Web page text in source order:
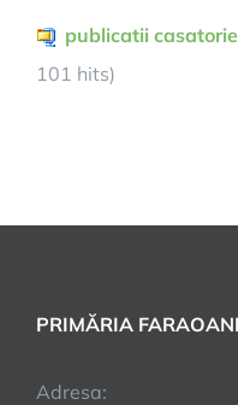
publicatii
101 hits)
PRIMĂRIA FARAOANI
Adresa: